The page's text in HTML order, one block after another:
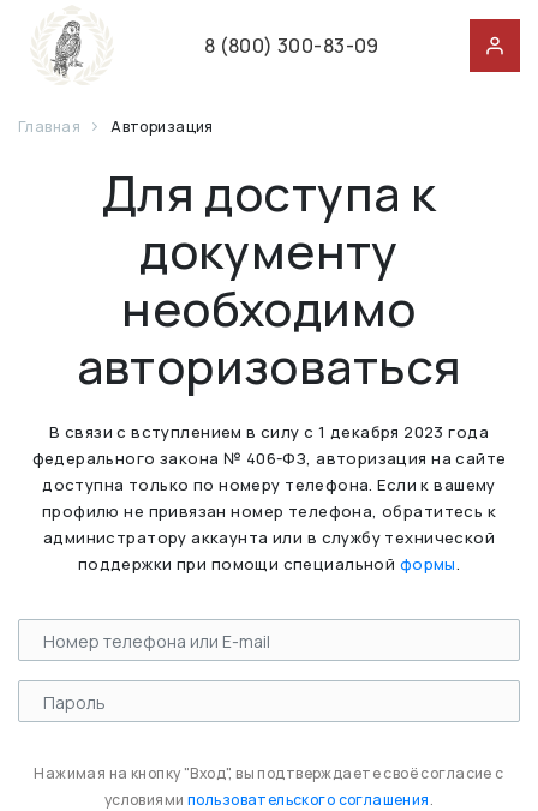
8 (800) 300-83-09
Главная Авторизация
Для доступа к
документу
необходимо
авторизоваться
В связи с вступлением в силу с 1 декабря 2023 года
федерального закона № 406-ФЗ, авторизация на сайте
доступна только по номеру телефона. Если к вашему
профилю не привязан номер телефона, обратитесь к
администратору аккаунта или в службу технической
поддержки при помощи специальной формы.
Нажимая на кнопку "Вход", вы подтверждаете своё согласие с
условиями пользовательского соглашения.